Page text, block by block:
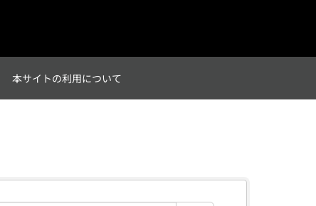
本サイトの利用について